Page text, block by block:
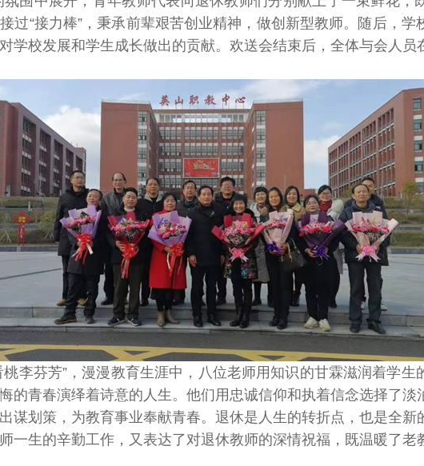
过“接力棒”，秉承前辈艰苦创业精神，做创新型教师。随后，学
学校发展和学生成长做出的贡献。欢送会结束后，全体与会人员
李芬芳”，漫漫教育生涯中，八位老师用知识的甘霖滋润着学生
的青春演绎着诗意的人生。他们用忠诚信仰和执着信念选择了淡
谋划策，为教育事业奉献青春。退休是人生的转折点，也是全新
一生的辛勤工作，又表达了对退休教师的深情祝福，既温暖了老